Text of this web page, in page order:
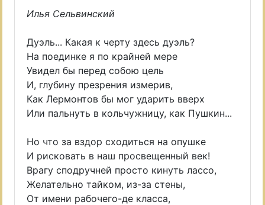
Илья Сельвинский
Дуэль... Какая к черту здесь дуэль?
На поединке я по крайней мере
Увидел бы перед собою цель
И, глубину презрения измерив,
Как Лермонтов бы мог ударить вверх
Или пальнуть в кольчужницу, как Пушкин...
Но что за вздор сходиться на опушке
И рисковать в наш просвещенный век!
Врагу сподручней просто кинуть лассо,
Желательно тайком, из-за стены,
От имени рабочего-де класса,